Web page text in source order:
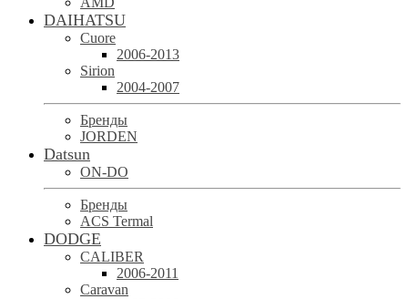
DAIHATSU
Cuore
2006-2013
Sirion
2004-2007
Бренды
JORDEN
Datsun
ON-DO
Бренды
ACS Termal
DODGE
CALIBER
2006-2011
Caravan